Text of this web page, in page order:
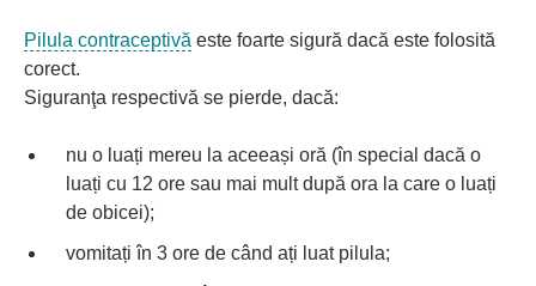
Pilula contraceptivă este foarte sigură dacă este folosită
corect.
Siguranţa respectivă se pierde, dacă:
nu o luați mereu la aceeași oră (în special dacă o
luați cu 12 ore sau mai mult după ora la care o luați
de obicei);
vomitați în 3 ore de când ați luat pilula;